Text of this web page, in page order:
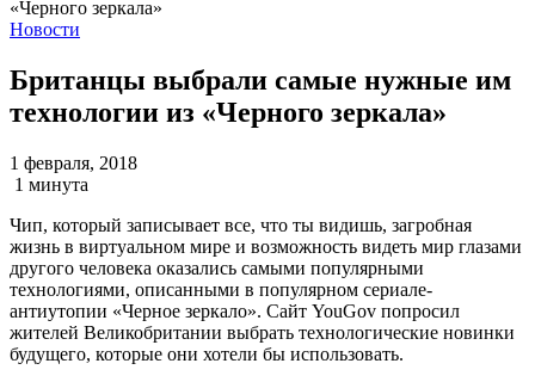
Новости
Британцы выбрали самые нужные им
технологии из «Черного зеркала»
1 февраля, 2018
1 минута
Чип, который записывает все, что ты видишь, загробная
жизнь в виртуальном мире и возможность видеть мир глазами
другого человека оказались самыми популярными
технологиями, описанными в популярном сериале-
антиутопии «Черное зеркало». Сайт YouGov попросил
жителей Великобритании выбрать технологические новинки
будущего, которые они хотели бы использовать.